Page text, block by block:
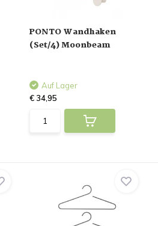
PONTO Wandhaken
(Set/4) Moonbeam
Auf Lager
€ 34,95